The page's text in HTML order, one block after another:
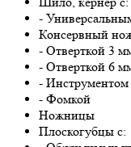
-
Консервный
- Отверткой 3
- Отверткой 6
- Инструментом
- Фомкой
Ножницы
Плоскогубцы с: